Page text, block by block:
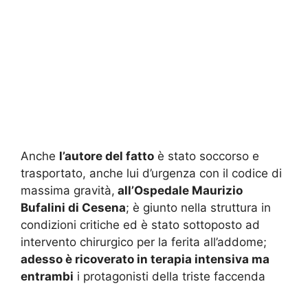
Anche l’autore del fatto è stato soccorso e
trasportato, anche lui d’urgenza con il codice di
massima gravità, all’Ospedale Maurizio
Bufalini di Cesena; è giunto nella struttura in
condizioni critiche ed è stato sottoposto ad
intervento chirurgico per la ferita all’addome;
adesso è ricoverato in terapia intensiva ma
entrambi i protagonisti della triste faccenda